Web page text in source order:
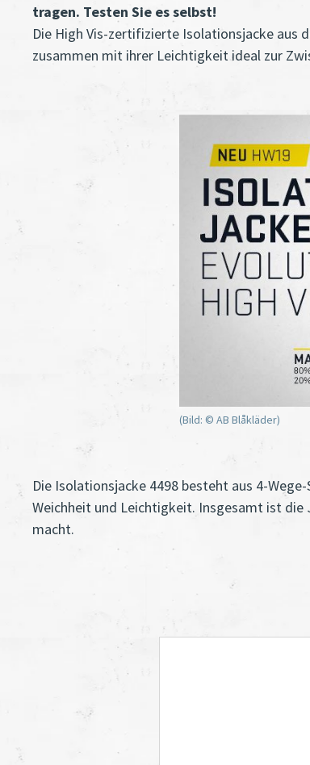
tragen. Testen Sie es selbst!
Die High Vis-zertifizierte Isolationsjacke
zusammen mit ihrer Leichtigkeit ideal zur
(Bild: © AB Blåkläder)
Die Isolationsjacke 4498 besteht aus 4-
Weichheit und Leichtigkeit. Insgesamt ist
macht.